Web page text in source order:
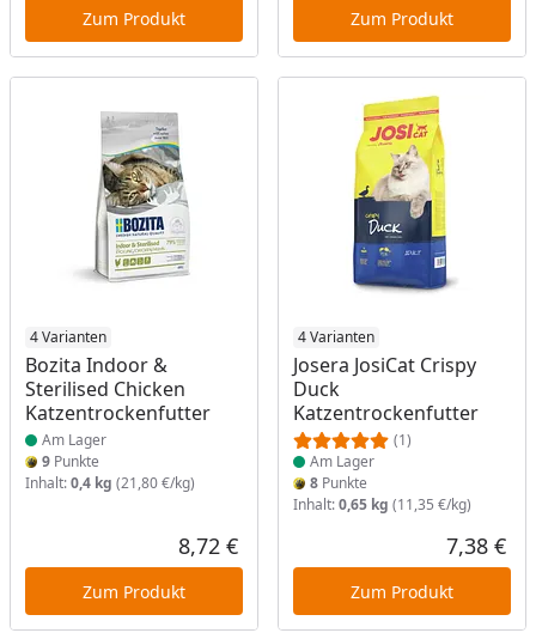
Zum Produkt Zum Produkt
4 Varianten
Bozita Indoor &
Sterilised Chicken
Katzentrockenfutter
Produkt am Lager
Am Lager
9 Punkte
Inhalt:0,4 kg (21,80 €/kg)
Aktueller Preis
8,72 €
Zum Produkt
4 Varianten
Josera JosiCat Crispy
Duck
Katzentrockenfutter
(1)
Produkt am Lager
Am Lager
8Punkte
Inhalt:0,65 kg (11,35 €/kg)
7,38 €
Zum Produkt